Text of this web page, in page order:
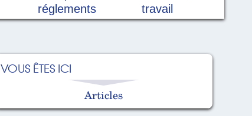
réglements
travail
VOUS ÊTES ICI
Articles